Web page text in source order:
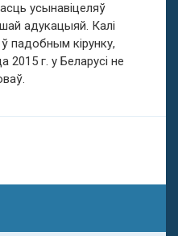
усынавіцеляў
адукацыяй. Калі
падобным кірунку,
г. у Беларусі не